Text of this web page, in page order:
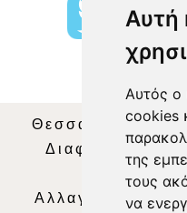
Αυτή
Αυτός ο
cookies
της
τους
να
Θεσσαλία
Διαφήμιση |
Απορρήτου
Αλλαγή